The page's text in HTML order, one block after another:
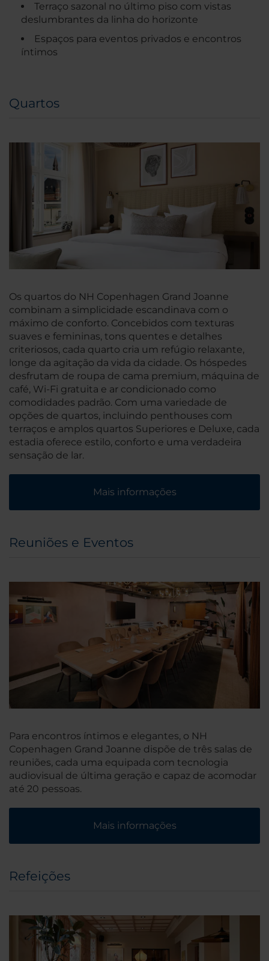
Terraço sazonal no último piso com vistas
deslumbrantes da linha do horizonte
Espaços para eventos privados e encontros
íntimos
Quartos
Os quartos do NH Copenhagen Grand Joanne
combinam a simplicidade escandinava com o
máximo de conforto. Concebidos com texturas
suaves e femininas, tons quentes e detalhes
criteriosos, cada quarto cria um refúgio relaxante,
longe da agitação da vida da cidade. Os hóspedes
desfrutam de roupa de cama premium, máquina de
café, Wi-Fi gratuita e ar condicionado como
comodidades padrão. Com uma variedade de
opções de quartos, incluindo penthouses com
terraços e amplos quartos Superiores e Deluxe, cada
estadia oferece estilo, conforto e uma verdadeira
sensação de lar.
Mais informações
Reuniões e Eventos
Para encontros íntimos e elegantes, o NH
Copenhagen Grand Joanne dispõe de três salas de
reuniões, cada uma equipada com tecnologia
audiovisual de última geração e capaz de acomodar
até 20 pessoas.
Mais informações
Refeições